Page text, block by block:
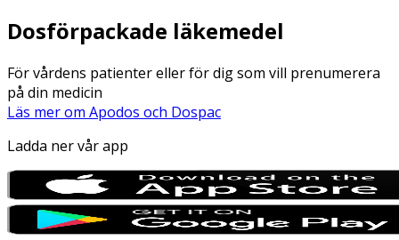
Dosförpackade läkemedel
För vårdens patienter eller för dig som vill prenumerera
på din medicin
Läs mer om Apodos och Dospac
Ladda ner vår app